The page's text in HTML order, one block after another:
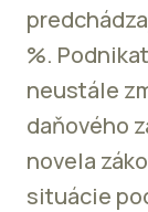
%.
neustále
daňového
novela
situácie